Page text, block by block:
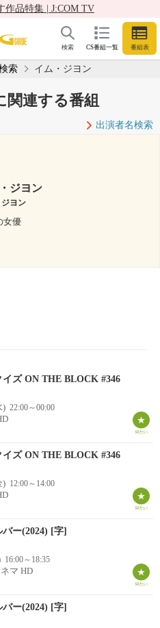
作品特集 | J:COM TV
CS番組一覧 番組表
検索
索 イム・ジヨン
関連する番組
出演者名検索
ジヨン
ヨン
女優
イズ ON THE BLOCK #346
) 22:00～00:00
イズ ON THE BLOCK #346
) 12:00～14:00
バー(2024) [字]
16:00～18:35
マ HD
バー(2024) [字]